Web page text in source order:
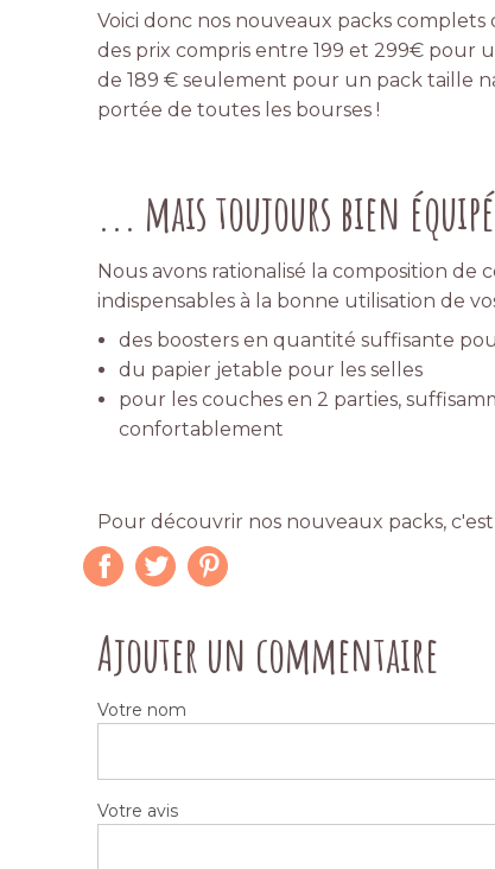
Voici donc nos nouveaux packs
des prix compris entre 199 et 299€ pour
de 189 € seulement pour un pack taille
portée de toutes les bourses !
... mais toujours bien
Nous avons rationalisé la composition de
indispensables à la bonne utilisation de
des boosters en quantité suffisante
du papier jetable pour les selles
pour les couches en 2 parties,
confortablement
Pour découvrir nos nouveaux packs, c'est
Ajouter un commentaire
Votre nom
Votre avis